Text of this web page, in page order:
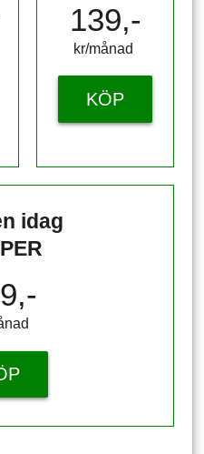
139,-
kr/månad ​​​​​​
KÖP
idag